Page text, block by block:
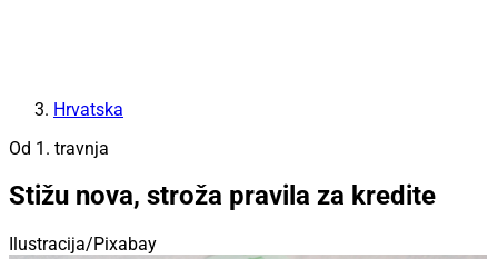
Hrvatska
Od 1. travnja
Stižu nova, stroža pravila za kredite
Ilustracija/Pixabay